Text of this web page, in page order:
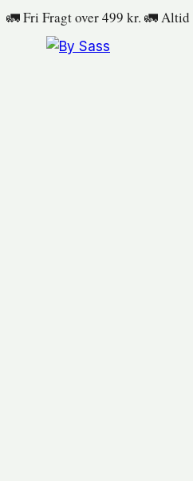
Fortsæt
🚛 Fri Fragt over 499 kr. 🚛